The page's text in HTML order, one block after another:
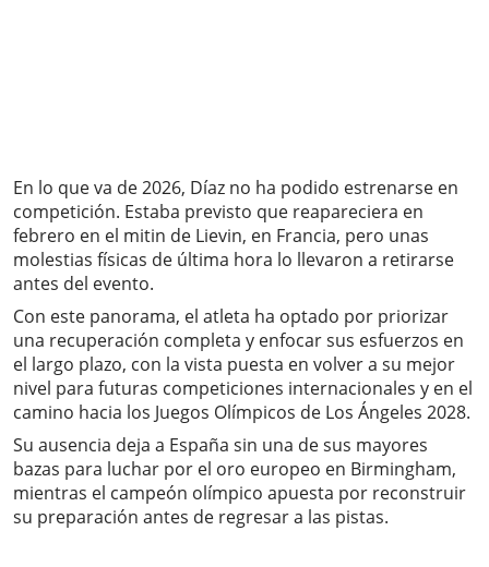
En lo que va de 2026, Díaz no ha podido estrenarse en
competición. Estaba previsto que reapareciera en
febrero en el mitin de Lievin, en Francia, pero unas
molestias físicas de última hora lo llevaron a retirarse
antes del evento.
Con este panorama, el atleta ha optado por priorizar
una recuperación completa y enfocar sus esfuerzos en
el largo plazo, con la vista puesta en volver a su mejor
nivel para futuras competiciones internacionales y en el
camino hacia los Juegos Olímpicos de Los Ángeles 2028.
Su ausencia deja a España sin una de sus mayores
bazas para luchar por el oro europeo en Birmingham,
mientras el campeón olímpico apuesta por reconstruir
su preparación antes de regresar a las pistas.